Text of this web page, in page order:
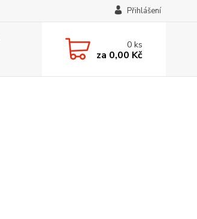
Přihlášení
0ks
za 0,00 Kč